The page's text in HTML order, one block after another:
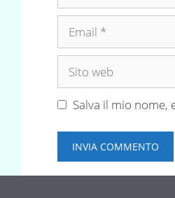
Salva il mio